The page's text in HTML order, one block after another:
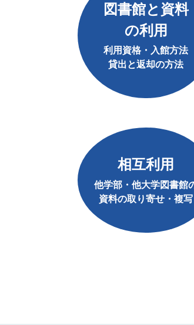
図書館と資料
の利用
利用資格・入館方法
貸出と返却の方法
相互利用
他学部・他大学図書館
資料の取り寄せ・複写